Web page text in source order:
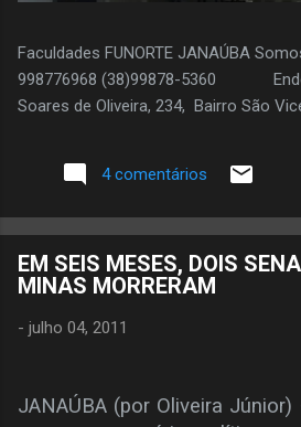
Faculdades FUNORTE JANAÚBA
998776968 (38)99878-5360
Soares de Oliveira, 234, Bairro São
4 comentários
EM SEIS MESES, DOIS
MINAS MORRERAM
- julho 04, 2011
JANAÚBA (por Oliveira